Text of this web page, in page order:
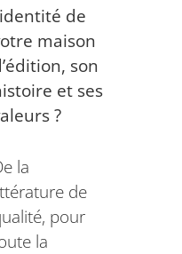
de
maison
son
et ses
?
la
de
pour
la